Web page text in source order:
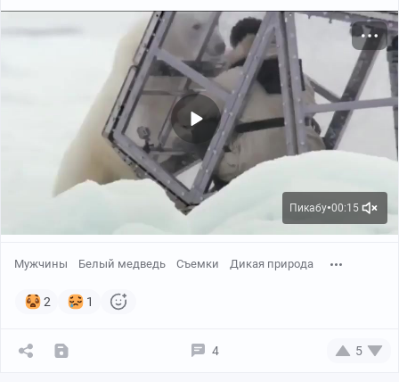
распашную дверь, а нижнее — вертикальную
половинную дверь, называемую кендонбута 倹飩蓋.
Пикабу●00:15
Мужчины Белый медведь Съемки Дикая природа
2 1
4 5